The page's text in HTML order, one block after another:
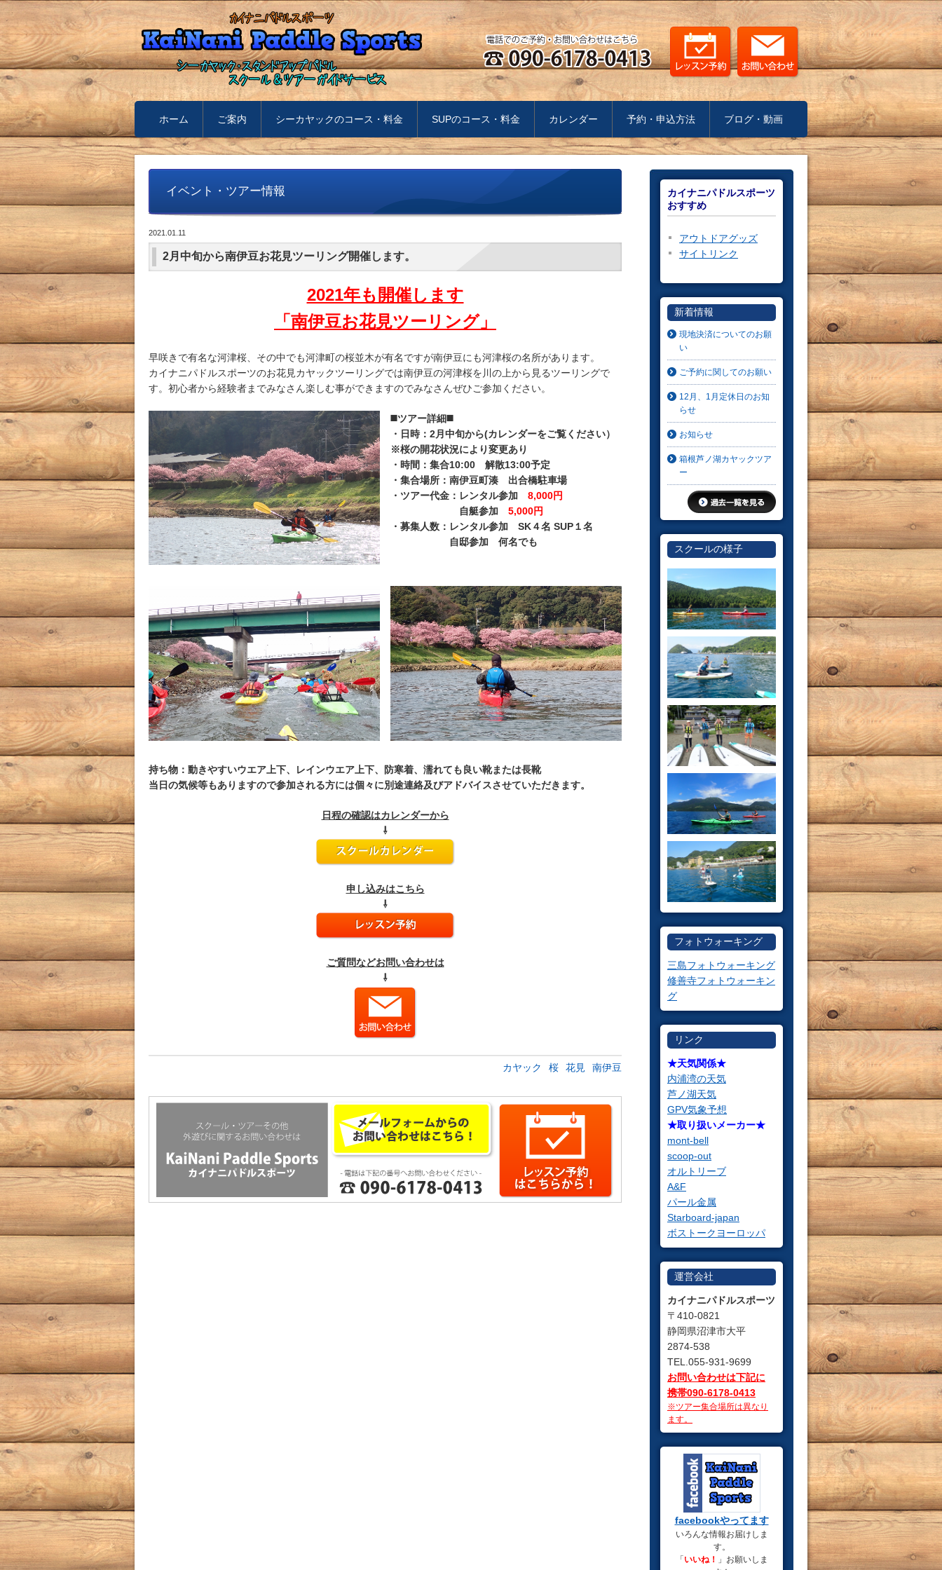
ホーム ご案内 シーカヤックのコース・料金 SUPのコース・料金 カレンダー 予約・申込方法 ブログ・動画
イベント・ツアー情報
2021.01.11
2月中旬から南伊豆お花見ツーリング開催します。
2021年も開催します
「南伊豆お花見ツーリング」
早咲きで有名な河津桜、その中でも河津町の桜並木が有名ですが南伊豆にも河津桜の名所があります。
カイナニパドルスポーツのお花見カヤックツーリングでは南伊豆の河津桜を川の上から見るツーリングで
す。初心者から経験者までみなさん楽しむ事ができますのでみなさんぜひご参加ください。
◼️ツアー詳細◼️
・日時：2月中旬から(カレンダーをご覧ください）
※桜の開花状況により変更あり
・時間：集合10:00 解散13:00予定
・集合場所：南伊豆町湊 出合橋駐車場
・ツアー代金：レンタル参加 8,000円
自艇参加 5,000円
・募集人数：レンタル参加 SK４名 SUP１名
自邸参加 何名でも
持ち物：動きやすいウエア上下、レインウエア上下、防寒着、濡れても良い靴または長靴
当日の気候等もありますので参加される方には個々に別途連絡及びアドバイスさせていただきます。
日程の確認はカレンダーから
⇩
申し込みはこちら
⇩
ご質問などお問い合わせは
⇩
カヤック 桜 花見 南伊豆
カイナニパドルスポーツ
おすすめ
アウトドアグッズ
サイトリンク
新着情報
現地決済についてのお願
い
ご予約に関してのお願い
12月、1月定休日のお知
らせ
お知らせ
箱根芦ノ湖カヤックツア
ー
スクールの様子
フォトウォーキング
三島フォトウォーキング
修善寺フォトウォーキン
グ
リンク
★天気関係★
内浦湾の天気
芦ノ湖天気
GPV気象予想
★取り扱いメーカー★
mont-bell
scoop-out
オルトリーブ
A&F
パール金属
Starboard-japan
ボストークヨーロッパ
運営会社
カイナニパドルスポーツ
〒410-0821
静岡県沼津市大平
2874-538
TEL.055-931-9699
お問い合わせは下記に
携帯090-6178-0413
※ツアー集合場所は異なり
ます。
facebookやってます
いろんな情報お届けしま
す。
「 いいね！
」お願いしま